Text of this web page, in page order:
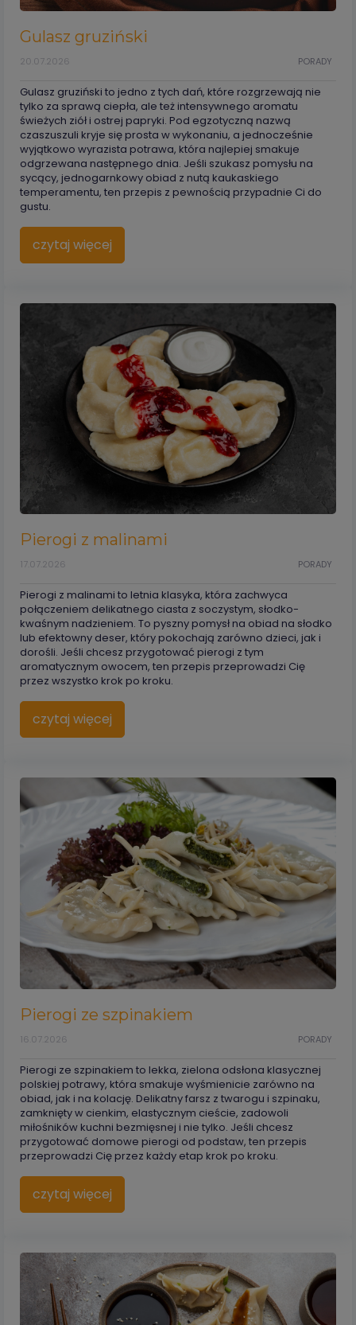
Gulasz gruziński
PORADY
20.07.2026
Gulasz gruziński to jedno z tych dań, które rozgrzewają nie
tylko za sprawą ciepła, ale też intensywnego aromatu
świeżych ziół i ostrej papryki. Pod egzotyczną nazwą
czaszuszuli kryje się prosta w wykonaniu, a jednocześnie
wyjątkowo wyrazista potrawa, która najlepiej smakuje
odgrzewana następnego dnia. Jeśli szukasz pomysłu na
sycący, jednogarnkowy obiad z nutą kaukaskiego
temperamentu, ten przepis z pewnością przypadnie Ci do
gustu.
czytaj więcej
Pierogi z malinami
PORADY
17.07.2026
Pierogi z malinami to letnia klasyka, która zachwyca
połączeniem delikatnego ciasta z soczystym, słodko-
kwaśnym nadzieniem. To pyszny pomysł na obiad na słodko
lub efektowny deser, który pokochają zarówno dzieci, jak i
dorośli. Jeśli chcesz przygotować pierogi z tym
aromatycznym owocem, ten przepis przeprowadzi Cię
przez wszystko krok po kroku.
czytaj więcej
Pierogi ze szpinakiem
PORADY
16.07.2026
Pierogi ze szpinakiem to lekka, zielona odsłona klasycznej
polskiej potrawy, która smakuje wyśmienicie zarówno na
obiad, jak i na kolację. Delikatny farsz z twarogu i szpinaku,
zamknięty w cienkim, elastycznym cieście, zadowoli
miłośników kuchni bezmięsnej i nie tylko. Jeśli chcesz
przygotować domowe pierogi od podstaw, ten przepis
przeprowadzi Cię przez każdy etap krok po kroku.
czytaj więcej